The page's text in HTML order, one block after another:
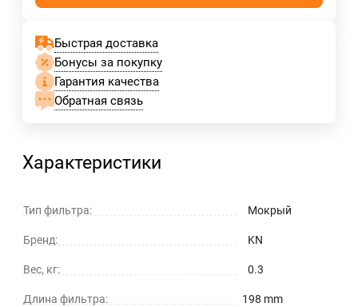
Быстрая доставка
Бонусы за покупку
Гарантия качества
Обратная связь
Характеристики
Тип фильтра: Мокрый
Бренд: KN
Вес, кг: 0.3
Длина фильтра: 198 mm